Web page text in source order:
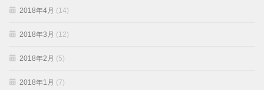
2018年4月 (14)
2018年3月 (12)
2018年2月 (5)
2018年1月 (7)